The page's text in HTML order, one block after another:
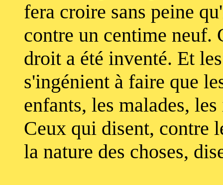
fera croire sans peine
contre un centime neuf.
droit a été inventé. Et
s'ingénient à faire que
enfants, les malades,
Ceux qui disent, contre
la nature des choses,